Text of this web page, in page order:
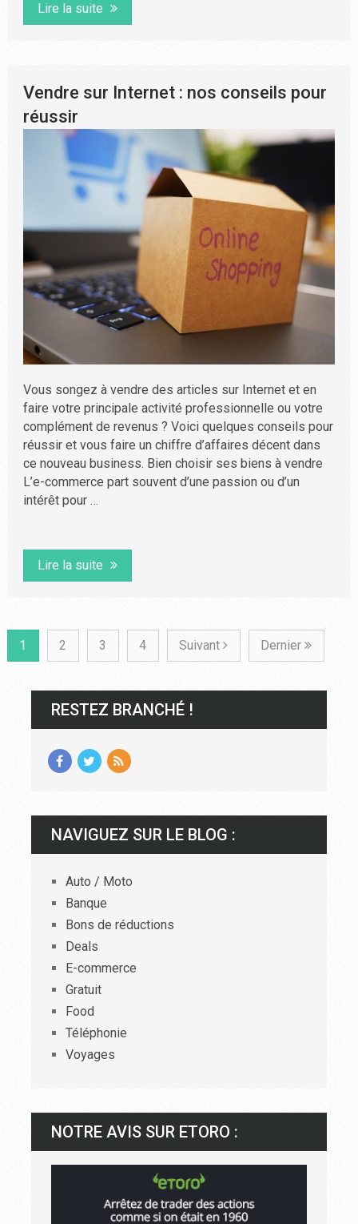
Lire la suite
Vendre sur Internet : nos conseils pour
réussir
Vous songez à vendre des articles sur Internet et en
faire votre principale activité professionnelle ou votre
complément de revenus ? Voici quelques conseils pour
réussir et vous faire un chiffre d’affaires décent dans
ce nouveau business. Bien choisir ses biens à vendre
L’e-commerce part souvent d’une passion ou d’un
intérêt pour …
Lire la suite
1 2 3 4 Suivant Dernier
RESTEZ BRANCHÉ !
NAVIGUEZ SUR LE BLOG :
Auto / Moto
Banque
Bons de réductions
Deals
E-commerce
Gratuit
Food
Téléphonie
Voyages
NOTRE AVIS SUR ETORO :